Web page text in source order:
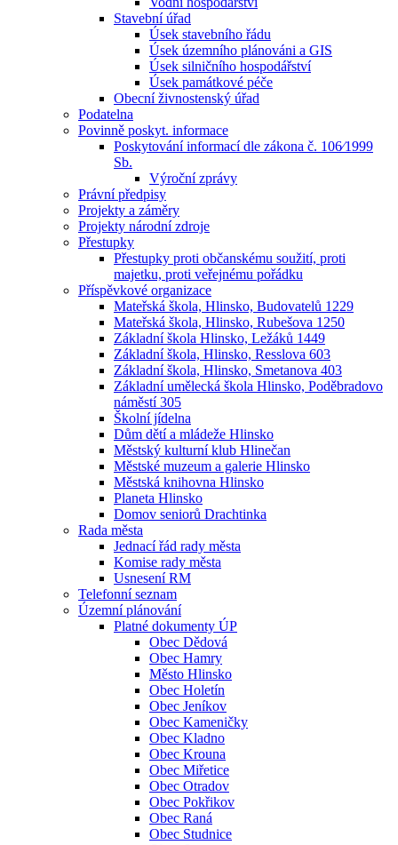
Stavební úřad
Úsek stavebního řádu
Úsek územního plánováni a GIS
Úsek silničního hospodářství
Úsek památkové péče
Obecní živnostenský úřad
Podatelna
Povinně poskyt. informace
Poskytování informací dle zákona č. 106⁄1999
Sb.
Výroční zprávy
Právní předpisy
Projekty a záměry
Projekty národní zdroje
Přestupky
Přestupky proti občanskému soužití, proti
majetku, proti veřejnému pořádku
Příspěvkové organizace
Mateřská škola, Hlinsko, Budovatelů 1229
Mateřská škola, Hlinsko, Rubešova 1250
Základní škola Hlinsko, Ležáků 1449
Základní škola, Hlinsko, Resslova 603
Základní škola, Hlinsko, Smetanova 403
Základní umělecká škola Hlinsko, Poděbradovo
náměstí 305
Školní jídelna
Dům dětí a mládeže Hlinsko
Městský kulturní klub Hlinečan
Městské muzeum a galerie Hlinsko
Městská knihovna Hlinsko
Planeta Hlinsko
Domov seniorů Drachtinka
Rada města
Jednací řád rady města
Komise rady města
Usnesení RM
Telefonní seznam
Územní plánování
Platné dokumenty ÚP
Obec Dědová
Obec Hamry
Město Hlinsko
Obec Holetín
Obec Jeníkov
Obec Kameničky
Obec Kladno
Obec Krouna
Obec Miřetice
Obec Otradov
Obec Pokřikov
Obec Raná
Obec Studnice